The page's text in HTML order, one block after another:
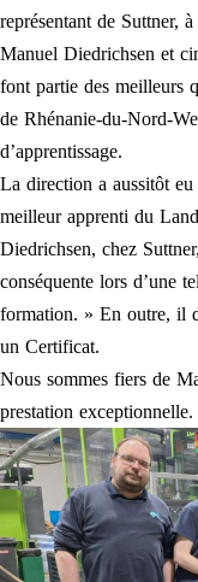
représentant de Suttner,
Manuel Diedrichsen et
font partie des meilleurs
de Rhénanie-du-Nord-
d’apprentissage.
La direction a aussitôt
meilleur apprenti du
Diedrichsen, chez
conséquente lors d’une
formation. » En outre, il
un Certificat.
Nous sommes fiers de
prestation exceptionnelle.